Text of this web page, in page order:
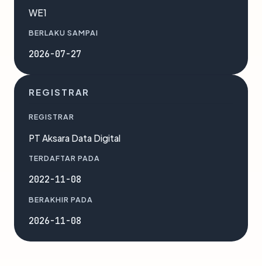
WE1
BERLAKU SAMPAI
2026-07-27
REGISTRAR
REGISTRAR
PT Aksara Data Digital
TERDAFTAR PADA
2022-11-08
BERAKHIR PADA
2026-11-08